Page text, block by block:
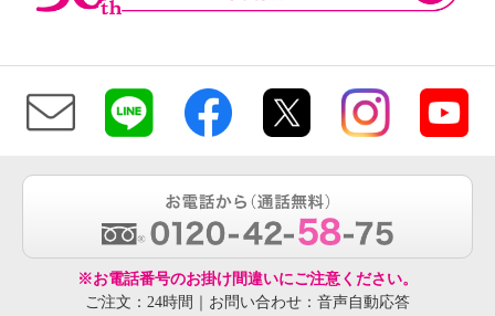
※お電話番号のお掛け間違いにご注意ください。
ご注文：24時間｜お問い合わせ：音声自動応答